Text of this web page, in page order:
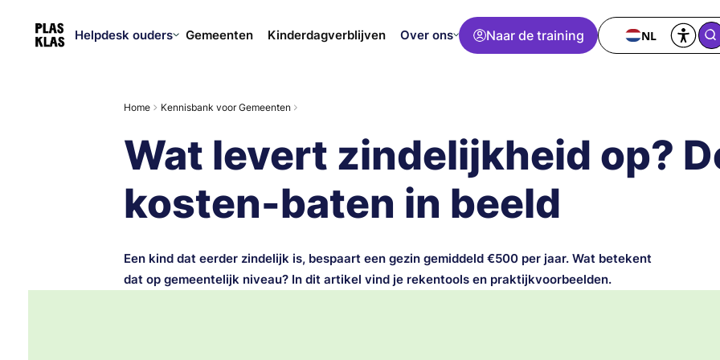
Helpdesk ouders Gemeenten Kinderdagverblijven Over ons Naar de training NL
Home Kennisbank voor Gemeenten
Wat levert zindelijkheid op?
kosten-baten in beeld
Een kind dat eerder zindelijk is, bespaart een gezin gemiddeld €500 per jaar. Wat betekent
dat op gemeentelijk niveau? In dit artikel vind je rekentools en praktijkvoorbeelden.